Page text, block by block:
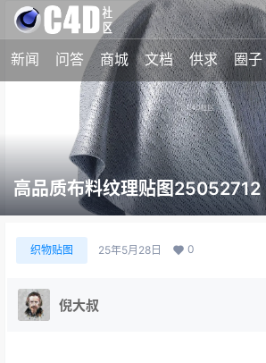
新闻 问答 商城 文档 供求 圈子
高品质布料纹理贴图25052712
织物贴图 25年5月28日 0
倪大叔